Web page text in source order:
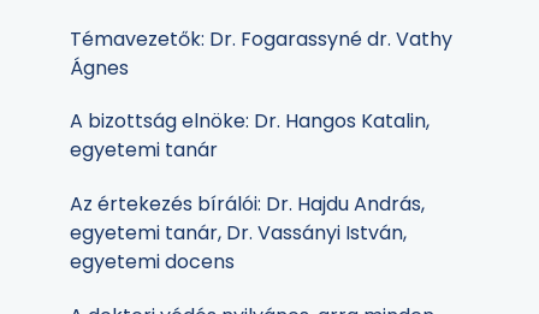
Témavezetők: Dr. Fogarassyné dr. Vathy
Ágnes
A bizottság elnöke: Dr. Hangos Katalin,
egyetemi tanár
Az értekezés bírálói: Dr. Hajdu András,
egyetemi tanár, Dr. Vassányi István,
egyetemi docens